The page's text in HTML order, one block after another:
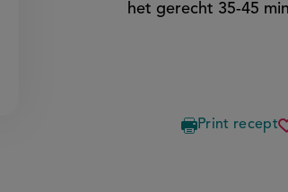
het gerecht 35-45
Print recept